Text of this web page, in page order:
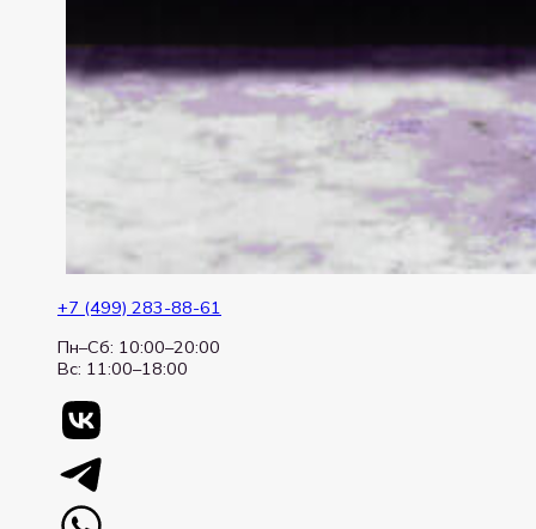
+7 (499) 283-88-61
Пн–Сб: 10:00–20:00
Вс: 11:00–18:00